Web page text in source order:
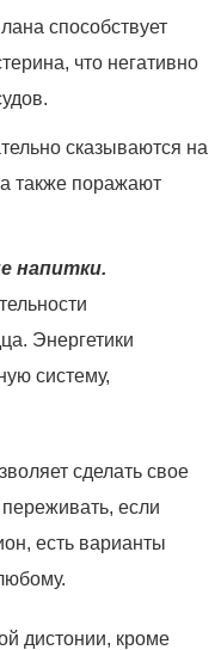
способствует
что негативно
сказываются на
также поражают
напитки.
Энергетики
систему,
сделать свое
если
есть варианты
дистонии, кроме